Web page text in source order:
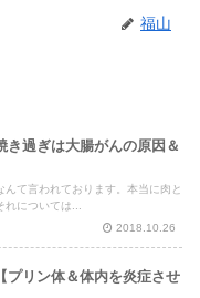
福山
き過ぎは大腸がんの原因＆
んて言われております。本当に肉と
れについては...
2018.10.26
プリン体＆体内を炎症させ